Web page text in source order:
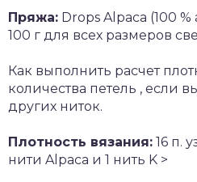
Пряжа: Drops Alpaca (100 %
100 г для всех размеров
Как выполнить расчет
количества петель , если
других ниток.
Плотность вязания: 16 п.
нити Alpaca и 1 нить K >